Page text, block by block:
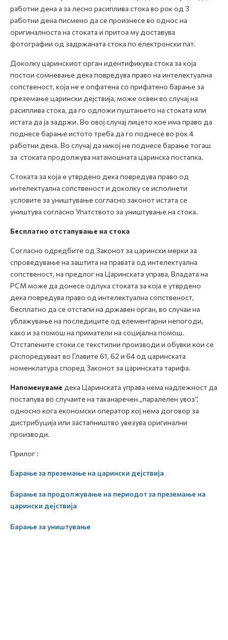
работни дена а за лесно расиплива стока во рок од 3
работни дена писмено да се произнесе во однос на
оригиналноста на стоката и притоа му доставува
фотографии од задржаната стока по електронски пат.
Доколку царинскиот орган идентификува стока за која
постои сомневање дека повредува право на интелектуална
сопственост, која не е опфатенa со прифатено барање за
преземање царински дејствија, може освен во случај на
расиплива стока, да го одложи пуштањето на стоката или
истата да ја задржи. Во овој случај лицето кое има право да
поднесе барање истото треба да го поднесе во рок 4
работни дена. Во случај да никој не поднесе барање тогаш
за стоката продолжува натамошната царинска постапка.
Стоката за која е утврдено дека повредува право од
интелектуална сопственост и доколку се исполнети
условите за уништување согласно законот истата се
уништува согласно Упатството за уништување на стока.
Бесплатно отстапување на стока
Согласно одредбите од Законот за царински мерки за
спроведување на заштита на правата од интелектуална
сопственост, на предлог на Царинската управа, Владата на
РСМ може да донесе одлука стоката за која е утврдено
дека повредува право од интелектуална сопственост,
бесплатно да се отстапи на државен орган, во случаи на
ублажување на последиците од елементарни непогоди,
како и за помош на приматели на социјална помош.
Oтстапените стоки се текстилни производи и обувки кои се
распоредуваат во Главите 61, 62 и 64 од царинската
номенклатура според Законот за царинската тарифа.
Напоменуваме дека Царинската управа нема надлежност да
постапува во случаите на таканаречен „паралелен увоз“,
односно кога економски оператор кој нема договор за
дистрибуција или застапништво увезува оригинални
производи.
Прилог :
Барање за преземање на царински дејствија
Барање за продолжување на периодот за преземање на
царински дејствија
Барање за уништување